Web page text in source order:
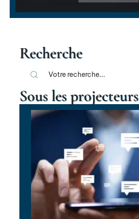
Recherche
Sous les projecteurs